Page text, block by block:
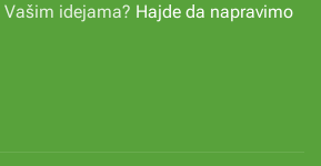
idejama? Hajde da napravimo